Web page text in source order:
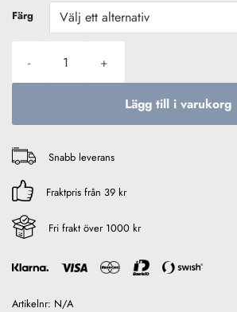
Färg
Lägg till i varukorg
Snabb leverans
Fraktpris från 39 kr
Fri frakt över 1000 kr
Artikelnr: N/A